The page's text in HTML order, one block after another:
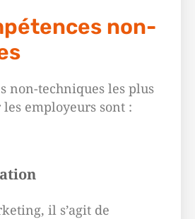
non-
non-techniques les plus
employeurs sont :
il s’agit de